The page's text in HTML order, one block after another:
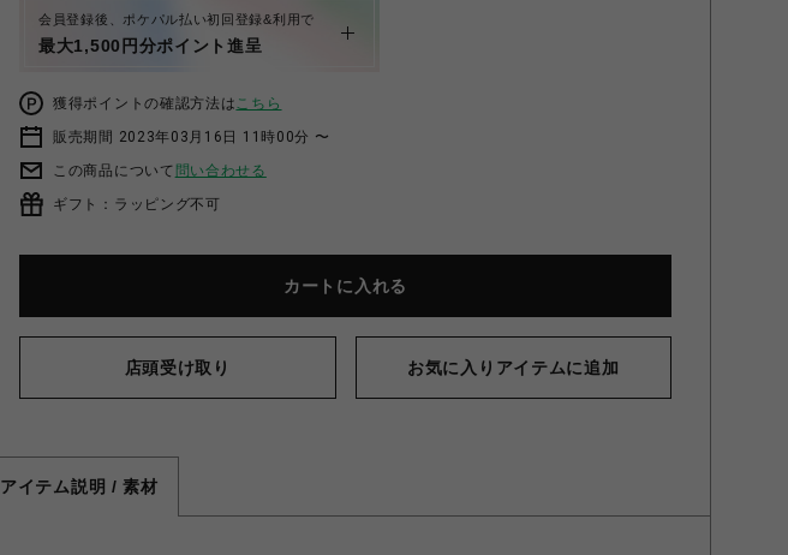
会員登録後、ポケパル払い初回登録&利用で
最大1,500円分ポイント進呈
獲得ポイントの確認方法はこちら
販売期間 2023年03月16日 11時00分 〜
この商品について 問い合わせる
ギフト：ラッピング不可
カートに入れる
店頭受け取り お気に入りアイテムに追加
アイテム説明 / 素材